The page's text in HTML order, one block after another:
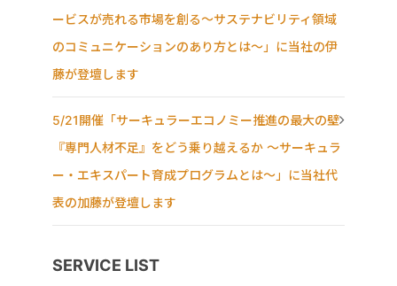
ービスが売れる市場を創る〜サステナビリティ領域
のコミュニケーションのあり方とは〜」に当社の伊
藤が登壇します
5/21開催「サーキュラーエコノミー推進の最大の壁
『専門人材不足』をどう乗り越えるか ～サーキュラ
ー・エキスパート育成プログラムとは～」に当社代
表の加藤が登壇します
SERVICE LIST